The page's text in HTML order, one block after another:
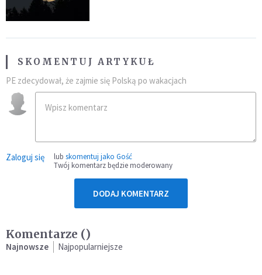
SKOMENTUJ ARTYKUŁ
PE zdecydował, że zajmie się Polską po wakacjach
Zaloguj się lub skomentuj jako Gość
Twój komentarz będzie moderowany
DODAJ KOMENTARZ
Komentarze ()
Najnowsze Najpopularniejsze